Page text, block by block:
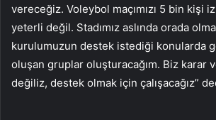
vereceğiz. Voleybol maçımızı 5 bin kişi
yeterli değil. Stadımız aslında orada
kurulumuzun destek istediği konularda
oluşan gruplar oluşturacağım. Biz karar
değiliz, destek olmak için çalışacağız”